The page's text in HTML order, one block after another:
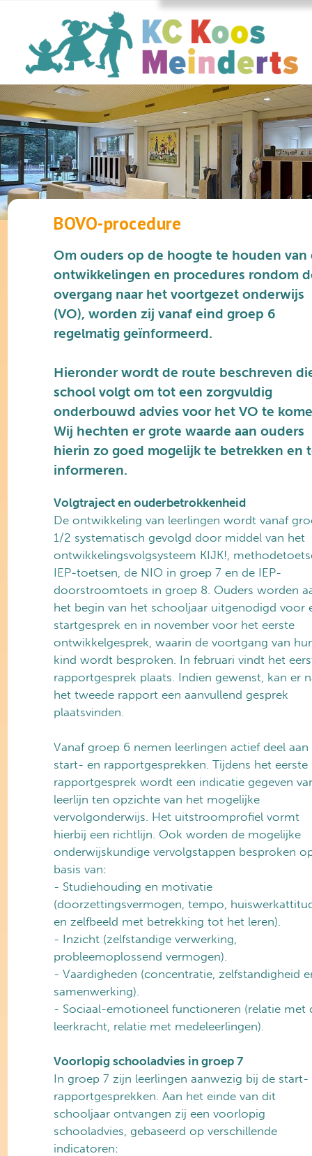
BOVO-procedure
Om ouders op de hoogte te houden van
ontwikkelingen en procedures rondom
overgang naar het voortgezet onderwijs
(VO), worden zij vanaf eind groep 6
regelmatig geïnformeerd.
Hieronder wordt de route beschreven
school volgt om tot een zorgvuldig
onderbouwd advies voor het VO te
Wij hechten er grote waarde aan ouders
hierin zo goed mogelijk te betrekken en
informeren.
Volgtraject en ouderbetrokkenheid
De ontwikkeling van leerlingen wordt vanaf
1/2 systematisch gevolgd door middel van het
ontwikkelingsvolgsysteem KIJK!,
IEP-toetsen, de NIO in groep 7 en de IEP-
doorstroomtoets in groep 8. Ouders worden
het begin van het schooljaar uitgenodigd voor
startgesprek en in november voor het eerste
ontwikkelgesprek, waarin de voortgang van
kind wordt besproken. In februari vindt het
rapportgesprek plaats. Indien gewenst, kan er
het tweede rapport een aanvullend gesprek
plaatsvinden.
Vanaf groep 6 nemen leerlingen actief deel aan
start- en rapportgesprekken. Tijdens het eerste
rapportgesprek wordt een indicatie gegeven
leerlijn ten opzichte van het mogelijke
vervolgonderwijs. Het uitstroomprofiel vormt
hierbij een richtlijn. Ook worden de mogelijke
onderwijskundige vervolgstappen besproken
basis van:
- Studiehouding en motivatie
(doorzettingsvermogen, tempo,
en zelfbeeld met betrekking tot het leren).
- Inzicht (zelfstandige verwerking,
probleemoplossend vermogen).
- Vaardigheden (concentratie, zelfstandigheid
samenwerking).
- Sociaal-emotioneel functioneren (relatie met
leerkracht, relatie met medeleerlingen).
Voorlopig schooladvies in groep 7
In groep 7 zijn leerlingen aanwezig bij de start-
rapportgesprekken. Aan het einde van dit
schooljaar ontvangen zij een voorlopig
schooladvies, gebaseerd op verschillende
indicatoren: